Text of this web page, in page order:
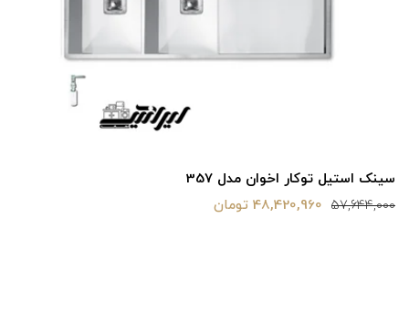
سینک استیل توکار اخوان مدل 357
57,644,000 48,420,960 تومان